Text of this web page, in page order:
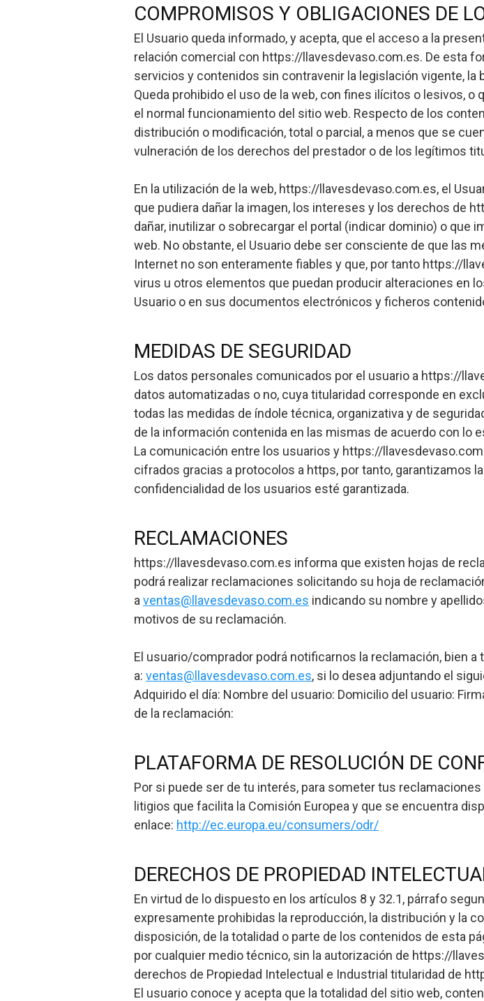
COMPROMISOS Y OBLIGACIONES DE
El Usuario queda informado, y acepta, que el acceso a la
relación comercial con https://llavesdevaso.com.es. De esta
servicios y contenidos sin contravenir la legislación vigente, la
Queda prohibido el uso de la web, con fines ilícitos o lesivos,
el normal funcionamiento del sitio web. Respecto de los
distribución o modificación, total o parcial, a menos que se
vulneración de los derechos del prestador o de los legítimos
En la utilización de la web, https://llavesdevaso.com.es, el
que pudiera dañar la imagen, los intereses y los derechos de
dañar, inutilizar o sobrecargar el portal (indicar dominio) o que
web. No obstante, el Usuario debe ser consciente de que las
Internet no son enteramente fiables y que, por tanto https://
virus u otros elementos que puedan producir alteraciones en
Usuario o en sus documentos electrónicos y ficheros
MEDIDAS DE SEGURIDAD
Los datos personales comunicados por el usuario a https://
datos automatizadas o no, cuya titularidad corresponde en
todas las medidas de índole técnica, organizativa y de
de la información contenida en las mismas de acuerdo con lo
La comunicación entre los usuarios y https://
cifrados gracias a protocolos a https, por tanto, garantizamos
confidencialidad de los usuarios esté garantizada.
RECLAMACIONES
https://llavesdevaso.com.es informa que existen hojas de
podrá realizar reclamaciones solicitando su hoja de
a ventas@llavesdevaso.com.es indicando su nombre y
motivos de su reclamación.
El usuario/comprador podrá notificarnos la reclamación, bien
a: ventas@llavesdevaso.com.es, si lo desea adjuntando el
Adquirido el día: Nombre del usuario: Domicilio del usuario:
de la reclamación:
PLATAFORMA DE RESOLUCIÓN DE
Por si puede ser de tu interés, para someter tus
litigios que facilita la Comisión Europea y que se encuentra
enlace: http://ec.europa.eu/consumers/odr/
DERECHOS DE PROPIEDAD
En virtud de lo dispuesto en los artículos 8 y 32.1, párrafo
expresamente prohibidas la reproducción, la distribución y la
disposición, de la totalidad o parte de los contenidos de esta
por cualquier medio técnico, sin la autorización de https://
derechos de Propiedad Intelectual e Industrial titularidad de
El usuario conoce y acepta que la totalidad del sitio web,